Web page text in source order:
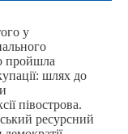
у
пройшла
шлях до
півострова.
ресурсний